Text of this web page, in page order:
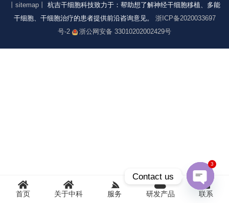
丨sitemap丨
杭吉干细胞科技致力于：帮助想了解神经干细胞移植、多能
干细胞、干细胞治疗的患者提供前沿咨询意见。 浙ICP备2020033697
号-2
浙公网安备 33010202002429号
首页 关于中科 服务 研发产品 联系
Contact us
Open
3